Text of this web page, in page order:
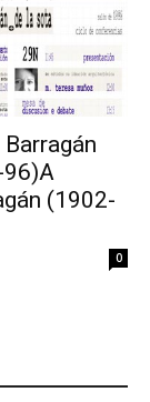
96)A
(1902-
0